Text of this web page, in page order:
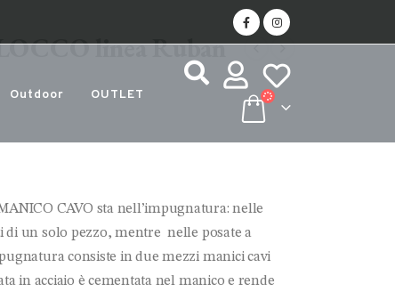
Outdoor OUTLET
linea Ruban
CAVO sta nell’impugnatura: nelle
un solo pezzo, mentre nelle posate a
consiste in due mezzi manici cavi
in acciaio è cementata nel manico e rende